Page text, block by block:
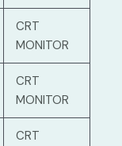
CRT
MONITOR
CRT
MONITOR
CRT